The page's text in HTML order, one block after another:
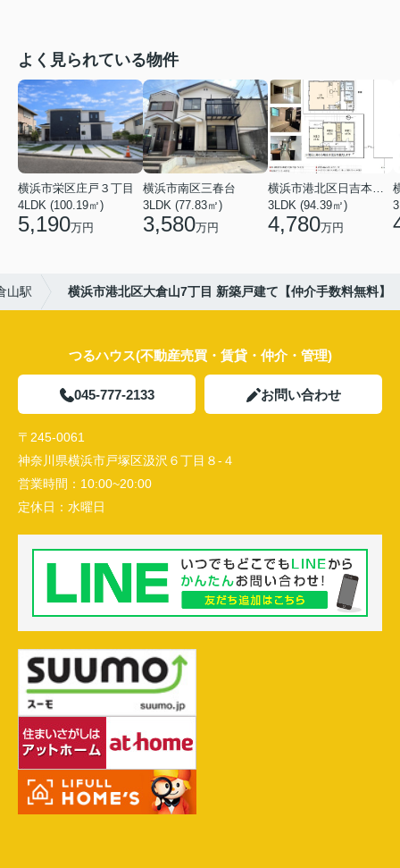
よく見られている物件
横浜市栄区庄戸３丁目
4LDK (100.19㎡)
5,190万円
横浜市南区三春台
3LDK (77.83㎡)
3,580万円
横浜市港北区日吉本町６丁目
3LDK (94.39㎡)
4,780万円
山駅 横浜市港北区大倉山7丁目 新築戸建て【仲介手数料無料】
つるハウス(不動産売買・賃貸・仲介・管理)
045-777-2133 お問い合わせ
〒245-0061
神奈川県横浜市戸塚区汲沢６丁目８-４
営業時間： 10:00~20:00
定休日： 水曜日